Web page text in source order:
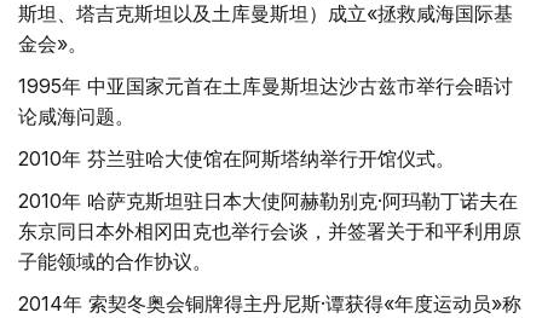
斯坦、塔吉克斯坦以及土库曼斯坦）成立«拯救咸海国际基
金会»。
1995年 中亚国家元首在土库曼斯坦达沙古兹市举行会晤讨
论咸海问题。
2010年 芬兰驻哈大使馆在阿斯塔纳举行开馆仪式。
2010年 哈萨克斯坦驻日本大使阿赫勒别克·阿玛勒丁诺夫在
东京同日本外相冈田克也举行会谈，并签署关于和平利用原
子能领域的合作协议。
2014年 索契冬奥会铜牌得主丹尼斯·谭获得«年度运动员»称